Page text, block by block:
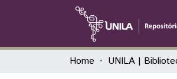
Home